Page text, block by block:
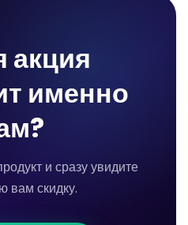
акция
именно
и сразу увидите
вам скидку.